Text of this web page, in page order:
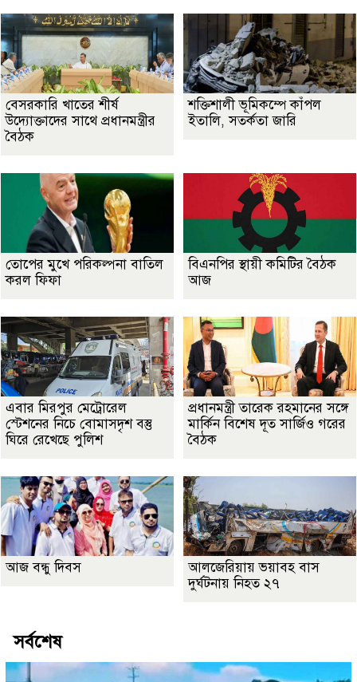
বেসরকারি খাতের শীর্ষ
উদ্যোক্তাদের সাথে প্রধানমন্ত্রীর
বৈঠক
শক্তিশালী ভূমিকম্পে কাঁপল
ইতালি, সতর্কতা জারি
তোপের মুখে পরিকল্পনা বাতিল
করল ফিফা
বিএনপির স্থায়ী কমিটির বৈঠক
আজ
এবার মিরপুর মেট্রোরেল
স্টেশনের নিচে বোমাসদৃশ বস্তু
ঘিরে রেখেছে পুলিশ
প্রধানমন্ত্রী তারেক রহমানের সঙ্গে
মার্কিন বিশেষ দূত সার্জিও গরের
বৈঠক
আজ বন্ধু দিবস
আলজেরিয়ায় ভয়াবহ বাস
দুর্ঘটনায় নিহত ২৭
সর্বশেষ